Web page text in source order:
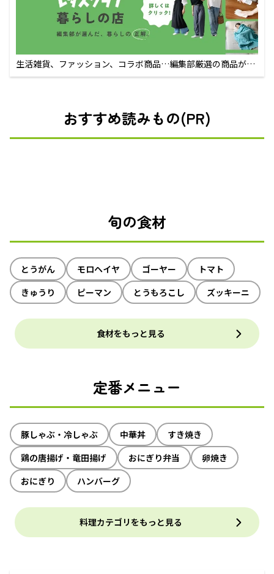
生活雑貨、ファッション、コラボ商品…編集部厳選の商品が買
えるECサイト
おすすめ読みもの(PR)
旬の食材
とうがん モロヘイヤ ゴーヤー
トマト
きゅうり
ピーマン とうもろこし ズッキーニ
食材をもっと見る
定番メニュー
豚しゃぶ・冷しゃぶ 中華丼
すき焼き
鶏の唐揚げ・竜田揚げ
おにぎり弁当
卵焼き
おにぎり
ハンバーグ
料理カテゴリをもっと見る